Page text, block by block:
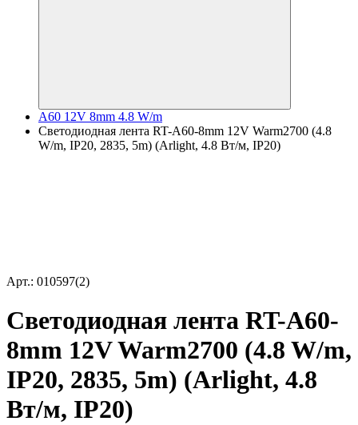
A60 12V 8mm 4.8 W/m
Светодиодная лента RT-A60-8mm 12V Warm2700 (4.8
W/m, IP20, 2835, 5m) (Arlight, 4.8 Вт/м, IP20)
Арт.: 010597(2)
Светодиодная лента RT-A60-
8mm 12V Warm2700 (4.8 W/m,
IP20, 2835, 5m) (Arlight, 4.8
Вт/м, IP20)